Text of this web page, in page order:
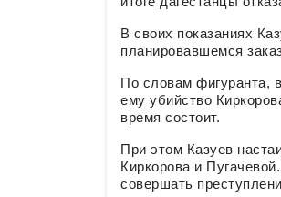
В своих показаниях
планировавшемся
По словам фигуранта,
ему убийство
время состоит.
При этом Казуев
Киркорова и
совершать